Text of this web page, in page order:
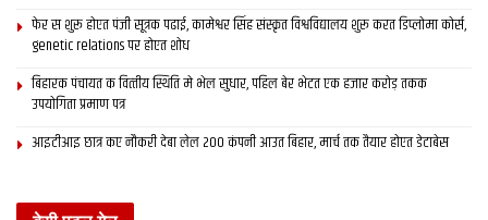
फेर स शुरू होएत पंजी सूत्रक पढाई, कामेश्वर सिंह संस्कृत विश्वविद्यालय शुरू करत डिप्लोमा कोर्स,
genetic relations पर होएत शोध
बिहारक पंचायत क वित्‍तीय स्थिति मे भेल सुधार, पहिल बेर भेटत एक हजार करोड़ तकक
उपयोगिता प्रमाण पत्र
आइटीआइ छात्र कए नौकरी देबा लेल 200 कंपनी आउत बिहार, मार्च तक तैयार होएत डेटाबेस